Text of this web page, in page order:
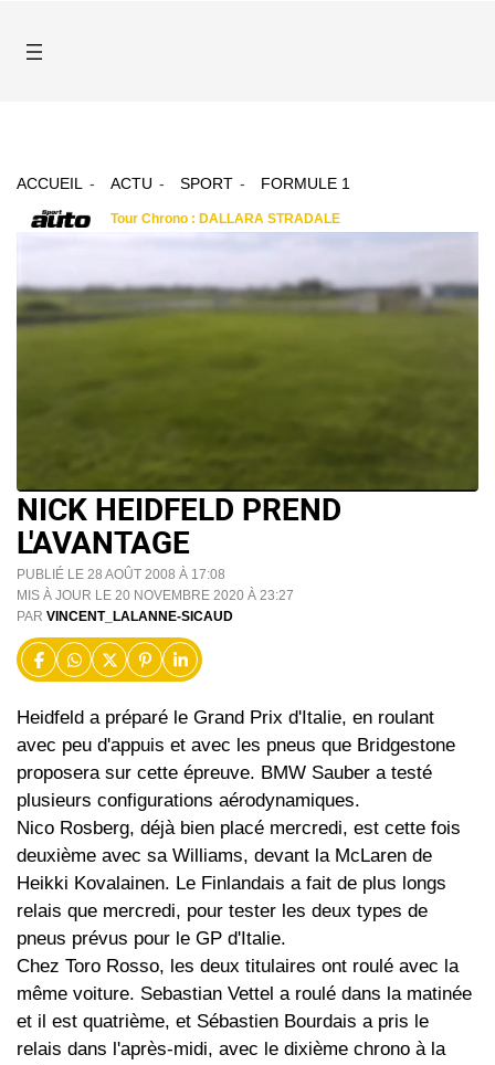
ACCUEIL ACTU SPORT FORMULE 1
NICK HEIDFELD PREND
L'AVANTAGE
PUBLIÉ LE 28 AOÛT 2008 À 17:08
MIS À JOUR LE 20 NOVEMBRE 2020 À 23:27
PAR VINCENT_LALANNE-SICAUD
Heidfeld a préparé le Grand Prix d'Italie, en roulant
avec peu d'appuis et avec les pneus que Bridgestone
proposera sur cette épreuve. BMW Sauber a testé
plusieurs configurations aérodynamiques.
Nico Rosberg, déjà bien placé mercredi, est cette fois
deuxième avec sa Williams, devant la McLaren de
Heikki Kovalainen. Le Finlandais a fait de plus longs
relais que mercredi, pour tester les deux types de
pneus prévus pour le GP d'Italie.
Chez Toro Rosso, les deux titulaires ont roulé avec la
même voiture. Sebastian Vettel a roulé dans la matinée
et il est quatrième, et Sébastien Bourdais a pris le
relais dans l'après-midi, avec le dixième chrono à la